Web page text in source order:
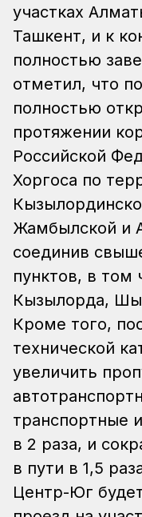
участках
Ташкент, и к
полностью
отметил, что
полностью
протяжении
Российской
Хоргоса по
Жамбылской и
соединив
пунктов, в том
Кызылорда,
Кроме того,
технической
увеличить
транспортные
в 2 раза, и
в пути в 1,5
Центр-Юг